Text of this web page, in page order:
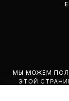
МЫ МОЖЕМ
ЭТОЙ